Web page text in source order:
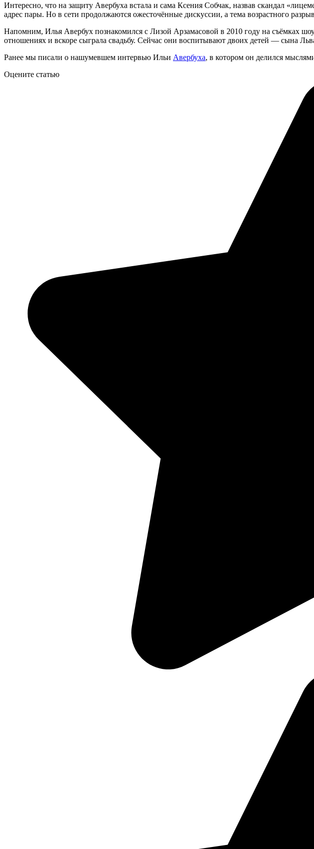
Интересно, что на защиту Авербуха встала и сама Ксения Собчак, назвав скандал
адрес пары. Но в сети продолжаются ожесточённые дискуссии, а тема возрастного
Напомним, Илья Авербух познакомился с Лизой Арзамасовой в 2010 году на съёмках
отношениях и вскоре сыграла свадьбу. Сейчас они воспитывают двоих детей — сына
Ранее мы писали о нашумевшем интервью Ильи Авербуха, в котором он делился
Оцените статью